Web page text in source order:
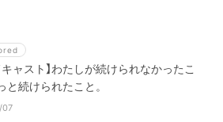
キャスト】わたしが続けられなかったこ
と続けられたこと。
07